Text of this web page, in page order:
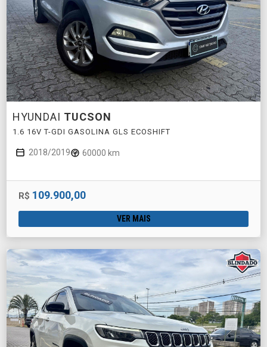
HYUNDAI TUCSON
1.6 16V T-GDI GASOLINA GLS ECOSHIFT
2018/2019 60000 km
R$ 109.900,00
VER MAIS